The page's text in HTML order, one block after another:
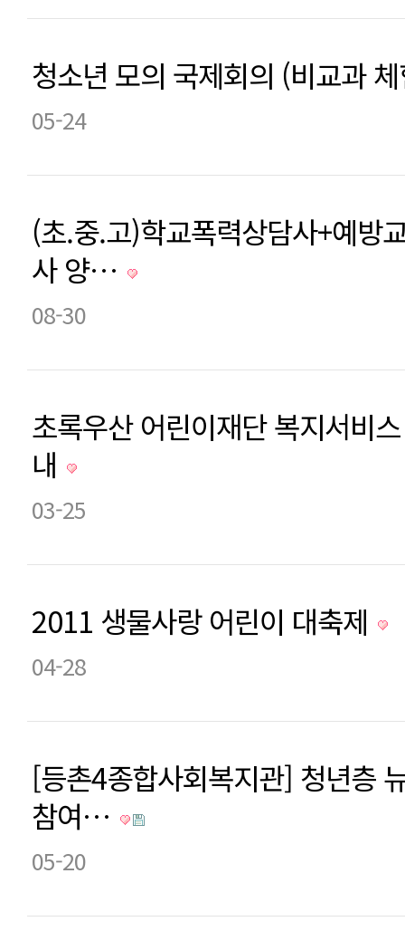
청소년 모의 국제회의 (비교과
05-24
(초.중.고)학교폭력상담사+예방
사 양…
08-30
초록우산 어린이재단 복지서비
내
03-25
2011 생물사랑 어린이 대축제
04-28
[등촌4종합사회복지관] 청년층
참여…
05-20